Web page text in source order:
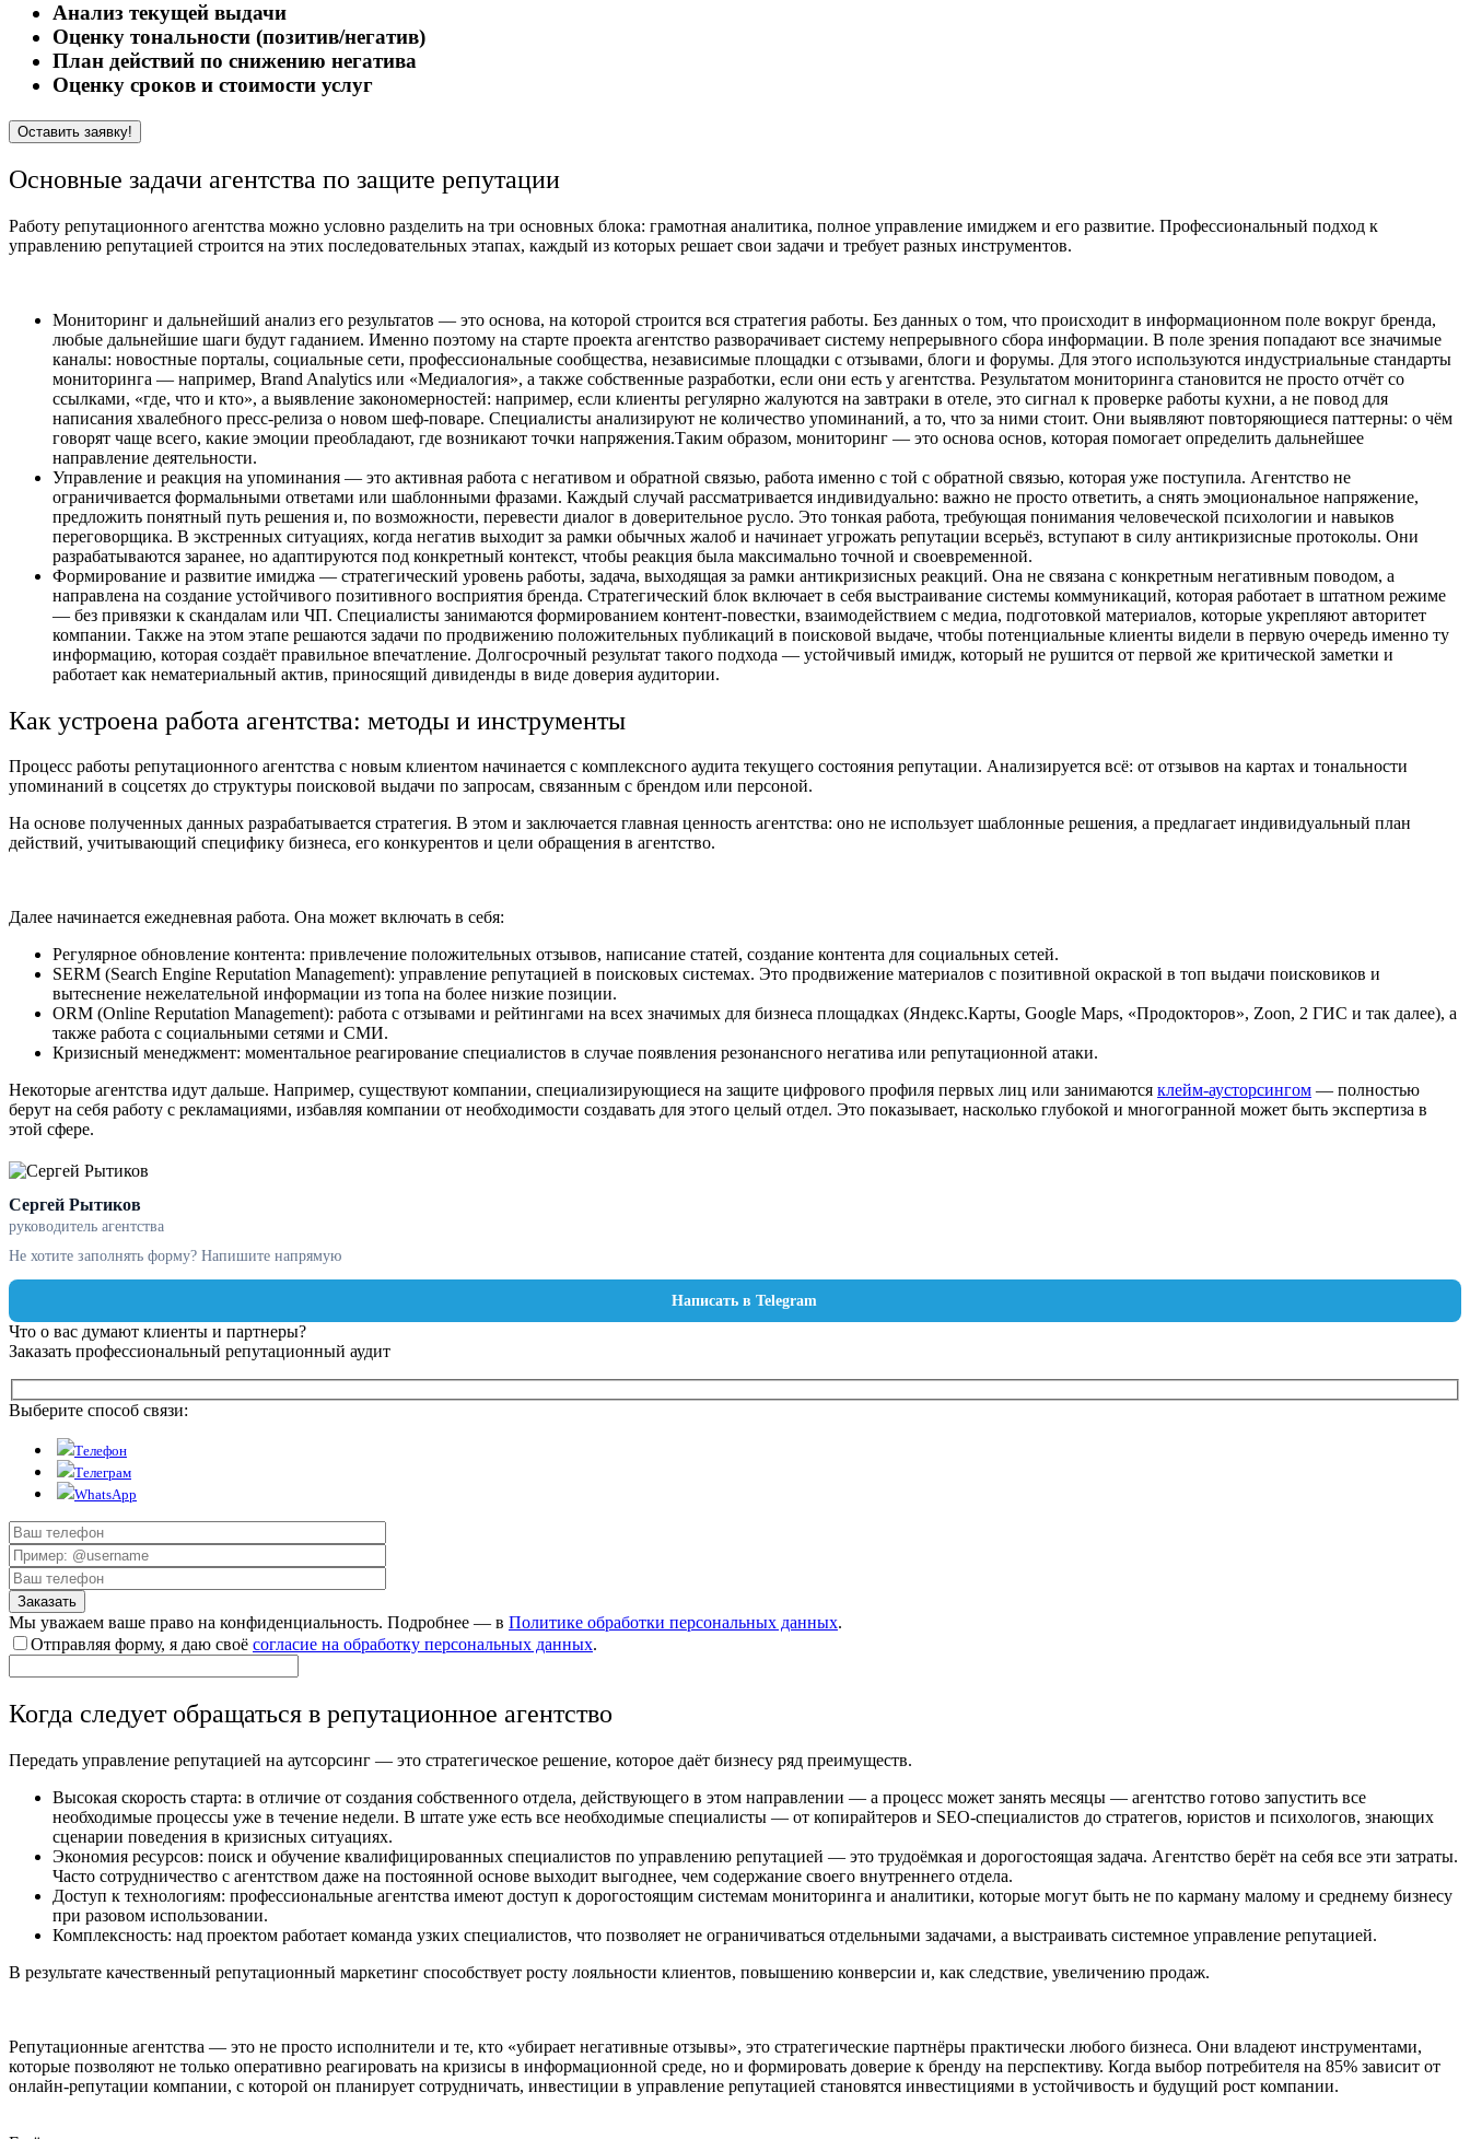
Анализ текущей выдачи
Оценку тональности (позитив/негатив)
План действий по снижению негатива
Оценку сроков и стоимости услуг
Оставить заявку!
Основные задачи агентства по защите репутации
Работу репутационного агентства можно условно разделить на три основных блока: грамотная аналитика, полное управление имиджем и его развитие. Профессиональный подход к
управлению репутацией строится на этих последовательных этапах, каждый из которых решает свои задачи и требует разных инструментов.
Мониторинг и дальнейший анализ его результатов — это основа, на которой строится вся стратегия работы. Без данных о том, что происходит в информационном поле вокруг бренда,
любые дальнейшие шаги будут гаданием. Именно поэтому на старте проекта агентство разворачивает систему непрерывного сбора информации. В поле зрения попадают все значимые
каналы: новостные порталы, социальные сети, профессиональные сообщества, независимые площадки с отзывами, блоги и форумы. Для этого используются индустриальные стандарты
мониторинга — например, Brand Analytics или «Медиалогия», а также собственные разработки, если они есть у агентства. Результатом мониторинга становится не просто отчёт со
ссылками, «где, что и кто», а выявление закономерностей: например, если клиенты регулярно жалуются на завтраки в отеле, это сигнал к проверке работы кухни, а не повод для
написания хвалебного пресс-релиза о новом шеф-поваре. Специалисты анализируют не количество упоминаний, а то, что за ними стоит. Они выявляют повторяющиеся паттерны: о чём
говорят чаще всего, какие эмоции преобладают, где возникают точки напряжения.Таким образом, мониторинг — это основа основ, которая помогает определить дальнейшее
направление деятельности.
Управление и реакция на упоминания — это активная работа с негативом и обратной связью, работа именно с той с обратной связью, которая уже поступила. Агентство не
ограничивается формальными ответами или шаблонными фразами. Каждый случай рассматривается индивидуально: важно не просто ответить, а снять эмоциональное напряжение,
предложить понятный путь решения и, по возможности, перевести диалог в доверительное русло. Это тонкая работа, требующая понимания человеческой психологии и навыков
переговорщика. В экстренных ситуациях, когда негатив выходит за рамки обычных жалоб и начинает угрожать репутации всерьёз, вступают в силу антикризисные протоколы. Они
разрабатываются заранее, но адаптируются под конкретный контекст, чтобы реакция была максимально точной и своевременной.
Формирование и развитие имиджа — стратегический уровень работы, задача, выходящая за рамки антикризисных реакций. Она не связана с конкретным негативным поводом, а
направлена на создание устойчивого позитивного восприятия бренда. Стратегический блок включает в себя выстраивание системы коммуникаций, которая работает в штатном режиме
— без привязки к скандалам или ЧП. Специалисты занимаются формированием контент-повестки, взаимодействием с медиа, подготовкой материалов, которые укрепляют авторитет
компании. Также на этом этапе решаются задачи по продвижению положительных публикаций в поисковой выдаче, чтобы потенциальные клиенты видели в первую очередь именно ту
информацию, которая создаёт правильное впечатление. Долгосрочный результат такого подхода — устойчивый имидж, который не рушится от первой же критической заметки и
работает как нематериальный актив, приносящий дивиденды в виде доверия аудитории.
Как устроена работа агентства: методы и инструменты
Процесс работы репутационного агентства с новым клиентом начинается с комплексного аудита текущего состояния репутации. Анализируется всё: от отзывов на картах и тональности
упоминаний в соцсетях до структуры поисковой выдачи по запросам, связанным с брендом или персоной.
На основе полученных данных разрабатывается стратегия. В этом и заключается главная ценность агентства: оно не использует шаблонные решения, а предлагает индивидуальный план
действий, учитывающий специфику бизнеса, его конкурентов и цели обращения в агентство.
Далее начинается ежедневная работа. Она может включать в себя:
Регулярное обновление контента: привлечение положительных отзывов, написание статей, создание контента для социальных сетей.
SERM (Search Engine Reputation Management): управление репутацией в поисковых системах. Это продвижение материалов с позитивной окраской в топ выдачи поисковиков и
вытеснение нежелательной информации из топа на более низкие позиции.
ORM (Online Reputation Management): работа с отзывами и рейтингами на всех значимых для бизнеса площадках (Яндекс.Карты, Google Maps, «Продокторов», Zoon, 2 ГИС и так далее), а
также работа с социальными сетями и СМИ.
Кризисный менеджмент: моментальное реагирование специалистов в случае появления резонансного негатива или репутационной атаки.
Некоторые агентства идут дальше. Например, существуют компании, специализирующиеся на защите цифрового профиля первых лиц или занимаются клейм-аусторсингом — полностью
берут на себя работу с рекламациями, избавляя компании от необходимости создавать для этого целый отдел. Это показывает, насколько глубокой и многогранной может быть экспертиза в
этой сфере.
Сергей Рытиков
руководитель агентства
Не хотите заполнять форму? Напишите напрямую
Написать в Telegram
Что о вас думают клиенты и партнеры?
Заказать профессиональный репутационный аудит
Выберите способ связи:
Телефон
Телеграм
WhatsApp
Мы уважаем ваше право на конфиденциальность. Подробнее — в Политике обработки персональных данных.
Отправляя форму, я даю своё согласие на обработку персональных данных.
Когда следует обращаться в репутационное агентство
Передать управление репутацией на аутсорсинг — это стратегическое решение, которое даёт бизнесу ряд преимуществ.
Высокая скорость старта: в отличие от создания собственного отдела, действующего в этом направлении — а процесс может занять месяцы — агентство готово запустить все
необходимые процессы уже в течение недели. В штате уже есть все необходимые специалисты — от копирайтеров и SEO-специалистов до стратегов, юристов и психологов, знающих
сценарии поведения в кризисных ситуациях.
Экономия ресурсов: поиск и обучение квалифицированных специалистов по управлению репутацией — это трудоёмкая и дорогостоящая задача. Агентство берёт на себя все эти затраты.
Часто сотрудничество с агентством даже на постоянной основе выходит выгоднее, чем содержание своего внутреннего отдела.
Доступ к технологиям: профессиональные агентства имеют доступ к дорогостоящим системам мониторинга и аналитики, которые могут быть не по карману малому и среднему бизнесу
при разовом использовании.
Комплексность: над проектом работает команда узких специалистов, что позволяет не ограничиваться отдельными задачами, а выстраивать системное управление репутацией.
В результате качественный репутационный маркетинг способствует росту лояльности клиентов, повышению конверсии и, как следствие, увеличению продаж.
Репутационные агентства — это не просто исполнители и те, кто «убирает негативные отзывы», это стратегические партнёры практически любого бизнеса. Они владеют инструментами,
которые позволяют не только оперативно реагировать на кризисы в информационной среде, но и формировать доверие к бренду на перспективу. Когда выбор потребителя на 85% зависит от
онлайн-репутации компании, с которой он планирует сотрудничать, инвестиции в управление репутацией становятся инвестициями в устойчивость и будущий рост компании.